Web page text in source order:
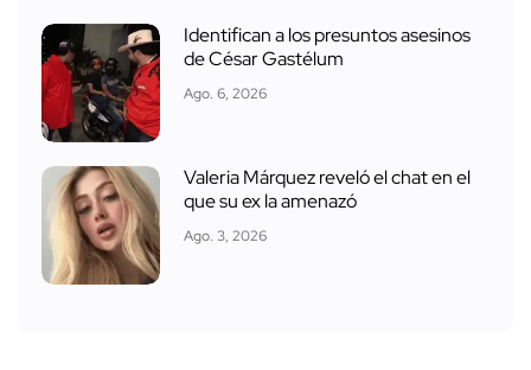
Identifican a los presuntos asesinos
de César Gastélum
Ago. 6, 2026
Valeria Márquez reveló el chat en el
que su ex la amenazó
Ago. 3, 2026